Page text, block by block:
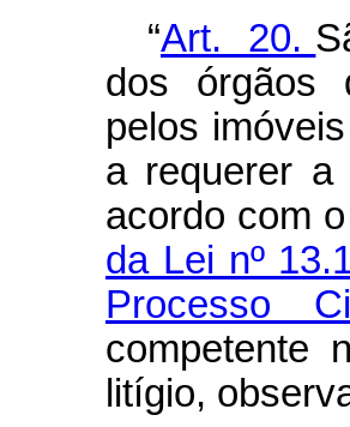
“Art. 20.
dos órgãos
pelos
a requerer a
acordo com
da Lei nº
Processo
competente
litígio,